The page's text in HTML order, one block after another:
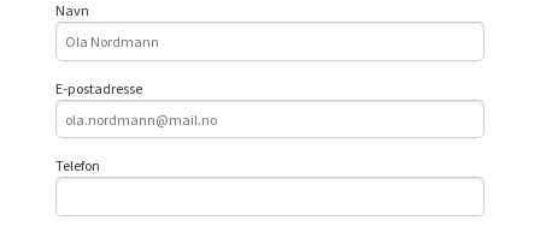
Navn
E-postadresse
Telefon